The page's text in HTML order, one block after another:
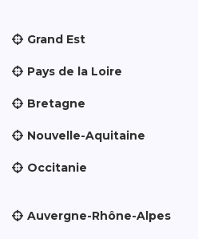
Grand Est
Pays de la Loire
Bretagne
Nouvelle-Aquitaine
Occitanie
Auvergne-Rhône-Alpes